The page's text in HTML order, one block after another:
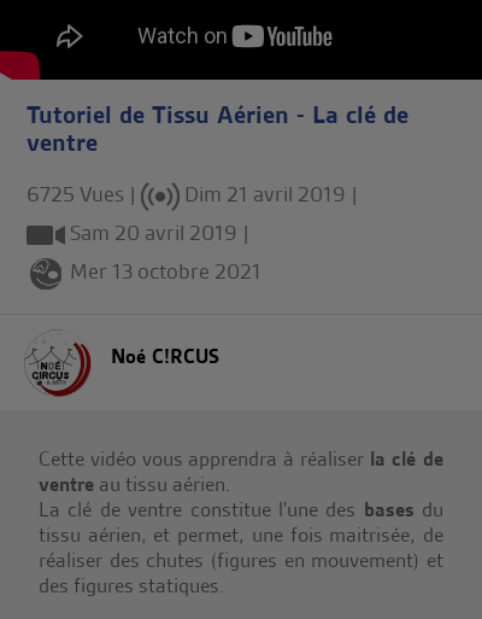
Tutoriel de Tissu Aérien - La clé de
ventre
6725 Vues | Dim 21 avril 2019 |
Sam 20 avril 2019 |
Mer 13 octobre 2021
Noé C!RCUS
Cette vidéo vous apprendra à réaliser la clé de
ventre au tissu aérien.
La clé de ventre constitue l'une des bases du
tissu aérien, et permet, une fois maitrisée, de
réaliser des chutes (figures en mouvement) et
des figures statiques.